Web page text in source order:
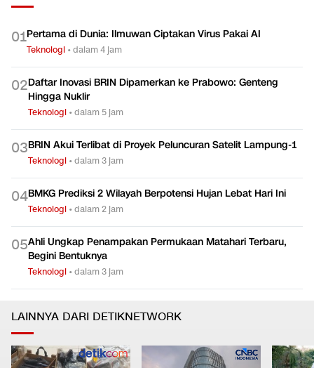
01Pertama di Dunia: Ilmuwan Ciptakan Virus Pakai AI
Teknologi •dalam 4 jam
02Daftar Inovasi BRIN Dipamerkan ke Prabowo: Genteng
Hingga Nuklir
Teknologi •dalam 5 jam
03BRIN Akui Terlibat di Proyek Peluncuran Satelit Lampung-1
Teknologi •dalam 3 jam
04BMKG Prediksi 2 Wilayah Berpotensi Hujan Lebat Hari Ini
Teknologi •dalam 2 jam
05Ahli Ungkap Penampakan Permukaan Matahari Terbaru,
Begini Bentuknya
Teknologi •dalam 3 jam
LAINNYA DARI DETIKNETWORK